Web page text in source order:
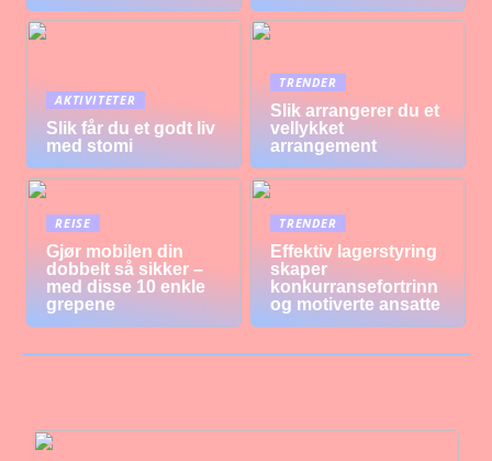
AKTIVITETER
Slik får du et godt liv
med stomi
TRENDER
Slik arrangerer du et
vellykket
arrangement
REISE
Gjør mobilen din
dobbelt så sikker –
med disse 10 enkle
grepene
TRENDER
Effektiv lagerstyring
skaper
konkurransefortrinn
og motiverte ansatte